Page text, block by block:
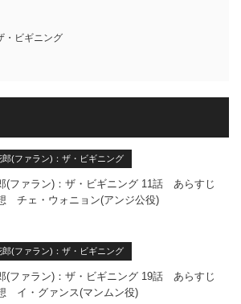
・ビギニング
郎(ファラン)：ザ・ビギニング
(ファラン)：ザ・ビギニング 11話 あらすじ
チェ・ウォニョン(アンジ公役)
郎(ファラン)：ザ・ビギニング
(ファラン)：ザ・ビギニング 19話 あらすじ
イ・グァンス(マンムン役)